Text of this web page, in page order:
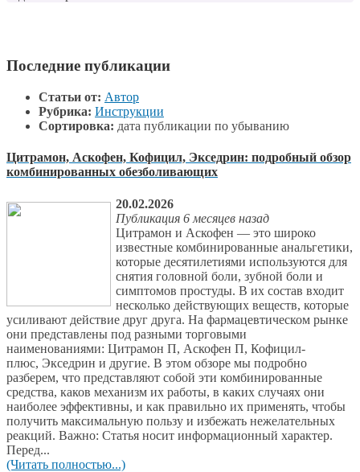
Последние публикации
Статьи от: Автор
Рубрика: Инструкции
Сортировка: дата публикации по убыванию
Цитрамон, Аскофен, Кофицил, Экседрин: подробный обзор
комбинированных обезболивающих
20.02.2026
Публикация 6 месяцев назад
Цитрамон и Аскофен — это широко
известные комбинированные анальгетики,
которые десятилетиями используются для
снятия головной боли, зубной боли и
симптомов простуды. В их состав входит
несколько действующих веществ, которые
усиливают действие друг друга. На фармацевтическом рынке
они представлены под разными торговыми
наименованиями: Цитрамон П, Аскофен П, Кофицил-
плюс, Экседрин и другие. В этом обзоре мы подробно
разберем, что представляют собой эти комбинированные
средства, каков механизм их работы, в каких случаях они
наиболее эффективны, и как правильно их применять, чтобы
получить максимальную пользу и избежать нежелательных
реакций. Важно: Статья носит информационный характер.
Перед...
(Читать полностью...)